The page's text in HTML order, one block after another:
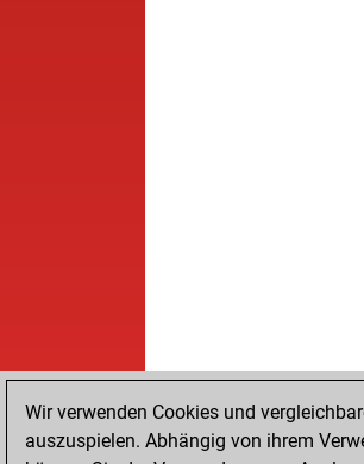
Wir verwenden Cookies und
auszuspielen. Abhängig von ihrem